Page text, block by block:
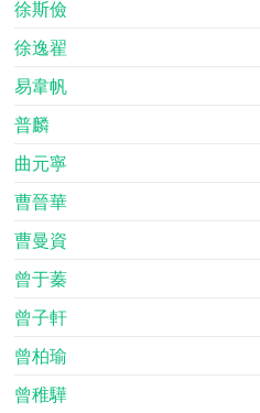
徐斯儉
徐逸翟
易韋帆
普麟
曲元寧
曹晉華
曹曼資
曾于蓁
曾子軒
曾柏瑜
曾稚驊